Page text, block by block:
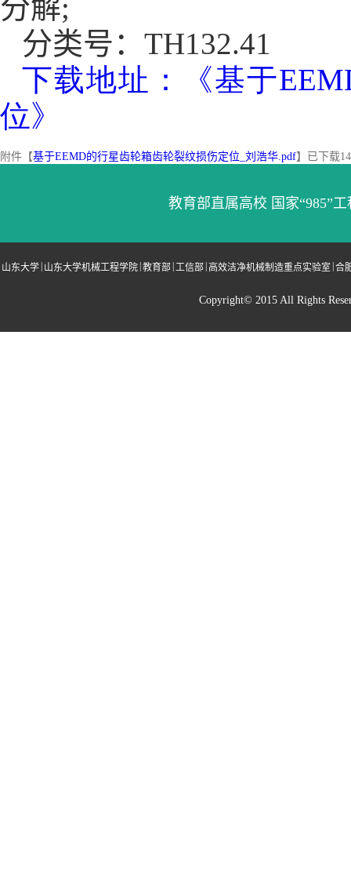
分解;
分类号： TH132.41
下载地址：《基于
位》
附件【基于EEMD的行星齿轮箱齿轮裂纹损伤定位_刘浩华.pdf】已下载
教育部直属高校 国家“985”
山东大学 | 山东大学机械工程学院 |教育部 | 工信部 |高效洁净机械制造重点实验室 |合
Copyright© 2015 All Rights